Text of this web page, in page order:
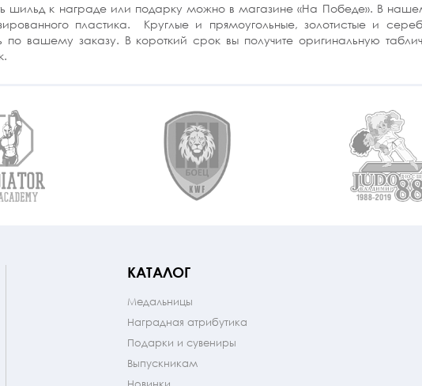
шильд к награде или подарку можно в магазине «На Победе». В
пластика. Круглые и прямоугольные, золотистые и
по вашему заказу. В короткий срок вы получите оригинальную
КАТАЛОГ
Медальницы
Наградная атрибутика
Подарки и сувениры
Выпускникам